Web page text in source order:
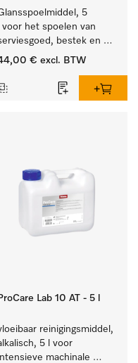
5
l voor het spoelen van
bestek en
ideaal voor glazen.
€ excl. BTW
ProCare Lab 10 AT - 5 l
reinigingsmiddel,
5 l voor
machinale